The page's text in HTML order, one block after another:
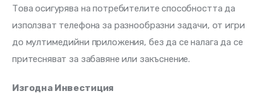
Това осигурява на потребителите способността да
използват телефона за разнообразни задачи, от игри
до мултимедийни приложения, без да се налага да се
притесняват за забавяне или закъснение.
Изгодна Инвестиция